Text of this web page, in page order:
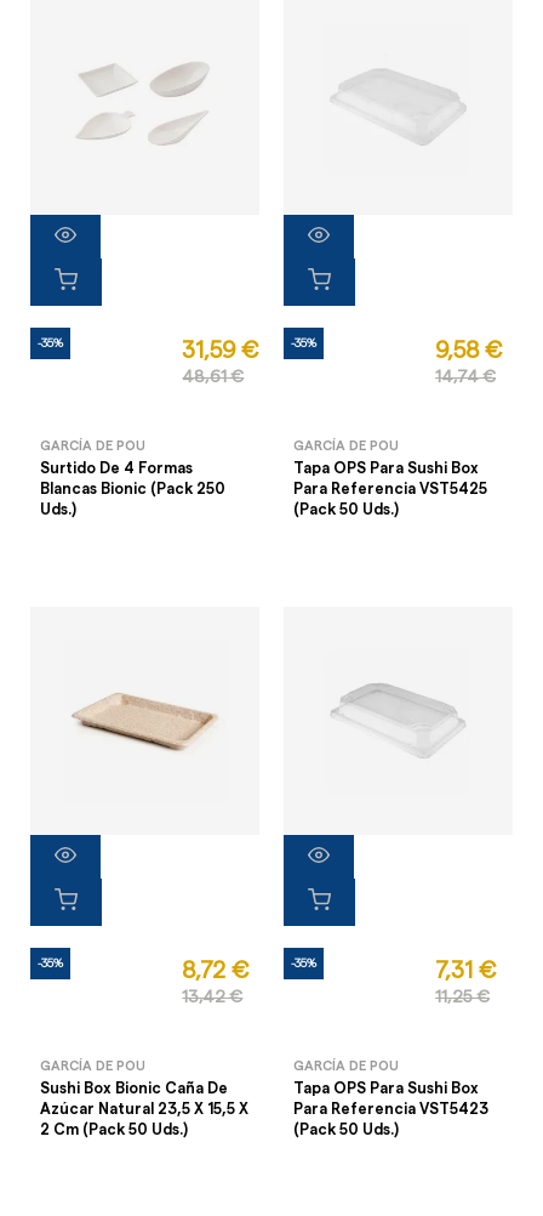
-35% 31,59 €
48,61 €
GARCÍA DE POU
Surtido De 4 Formas
Blancas Bionic (Pack 250
Uds.)
-35% 9,58 €
14,74 €
GARCÍA DE POU
Tapa OPS Para Sushi Box
Para Referencia VST5425
(Pack 50 Uds.)
-35% 8,72 €
13,42 €
GARCÍA DE POU
Sushi Box Bionic Caña De
Azúcar Natural 23,5 X 15,5 X
2 Cm (Pack 50 Uds.)
-35% 7,31 €
11,25 €
GARCÍA DE POU
Tapa OPS Para Sushi Box
Para Referencia VST5423
(Pack 50 Uds.)